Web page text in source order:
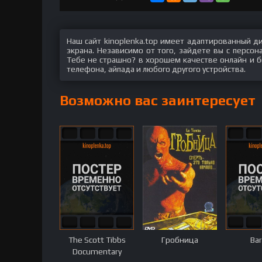
Наш сайт kinoplenka.top имеет адаптированный
экрана. Независимо от того, зайдете вы с
Тебе не страшно? в хорошем качестве онлайн и
телефона, айпада и любого другого устройства.
Возможно вас заинтересует
The Scott Tibbs
Documentary
Гробница